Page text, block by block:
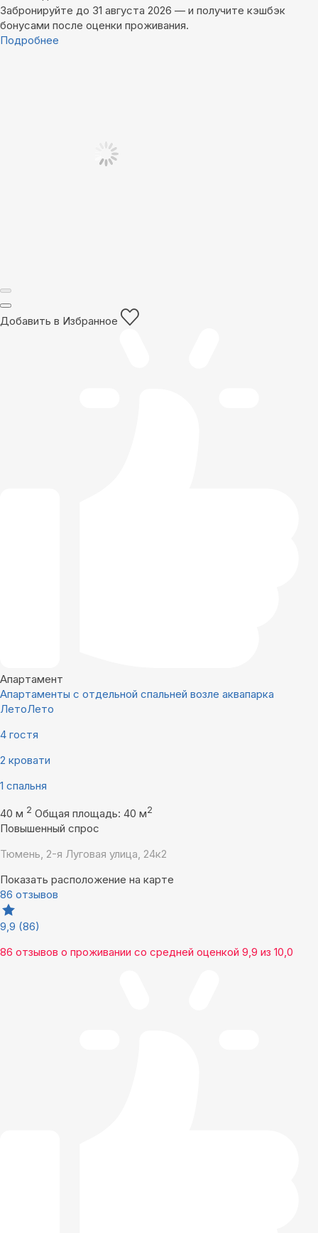
Забронируйте до 31 августа 2026 — и получите кэшбэк
бонусами после оценки проживания.
Подробнее
Добавить в Избранное
Апартамент
Апартаменты с отдельной спальней возле аквапарка
ЛетоЛето
4 гостя
2 кровати
1 спальня
40 м 2 Общая площадь: 40 м2
Повышенный спрос
Тюмень, 2-я Луговая улица, 24к2
Показать расположение на карте
86 отзывов
9,9 (86)
86 отзывов о проживании со средней оценкой 9,9 из 10,0